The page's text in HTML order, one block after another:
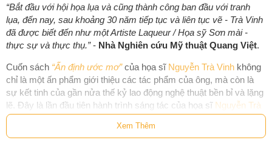
“Bắt đầu với hội họa lụa và cũng thành công ban đầu với tranh
lụa, đến nay, sau khoảng 30 năm tiếp tục và liên tục vẽ - Trà Vinh
đã được biết đến như một Artiste Laqueur / Họa sỹ Sơn mài -
thực sự và thực thụ.”- Nhà Nghiên cứu Mỹ thuật Quang Việt.
Cuốn sách “Ấn định ước mơ”của họa sĩ Nguyễn Trà Vinh không
chỉ là một ấn phẩm giới thiệu các tác phẩm của ông, mà còn là
sự kết tinh của gần nửa thế kỷ lao động nghệ thuật bền bỉ và lặng
lẽ. Đây là lần đầu tiên hành trình sáng tác của họa sĩ Nguyễn Trà
Vinhđược hệ thống hóa một cách toàn diện, đặc biệt tập trung
vào mạch tranh sơn mài được theo đuổi liên tục trong suốt 25
Xem Thêm